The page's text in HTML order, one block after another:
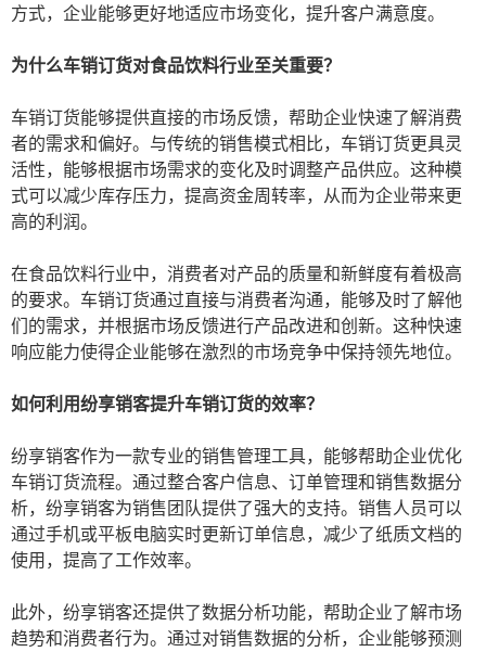
方式，企业能够更好地适应市场变化，提升客户满意度。
为什么车销订货对食品饮料行业至关重要？
车销订货能够提供直接的市场反馈，帮助企业快速了解消费
者的需求和偏好。与传统的销售模式相比，车销订货更具灵
活性，能够根据市场需求的变化及时调整产品供应。这种模
式可以减少库存压力，提高资金周转率，从而为企业带来更
高的利润。
在食品饮料行业中，消费者对产品的质量和新鲜度有着极高
的要求。车销订货通过直接与消费者沟通，能够及时了解他
们的需求，并根据市场反馈进行产品改进和创新。这种快速
响应能力使得企业能够在激烈的市场竞争中保持领先地位。
如何利用纷享销客提升车销订货的效率？
纷享销客作为一款专业的销售管理工具，能够帮助企业优化
车销订货流程。通过整合客户信息、订单管理和销售数据分
析，纷享销客为销售团队提供了强大的支持。销售人员可以
通过手机或平板电脑实时更新订单信息，减少了纸质文档的
使用，提高了工作效率。
此外，纷享销客还提供了数据分析功能，帮助企业了解市场
趋势和消费者行为。通过对销售数据的分析，企业能够预测